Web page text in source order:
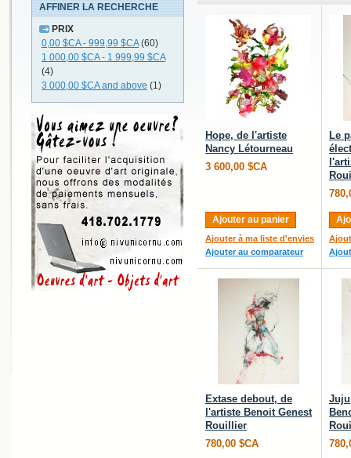
Hope, de l'artiste
Nancy Létourneau
3 600,00 $CA
Ajouter au panier
Ajouter à ma liste d'envies
Ajouter au comparateur
Le
Extase debout, de
l'artiste Benoit Genest
Rouillier
780,00 $CA
AFFINER LA RECHERCHE
PRIX
0,00 $CA- 999,99 $CA(60)
1 000,00 $CA- 1 999,99 $CA
(4)
3 000,00 $CAand above (1)